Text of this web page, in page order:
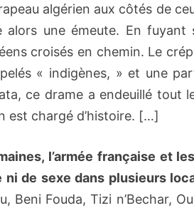
algérien aux côtés de
alors une émeute. En
croisés en chemin. Le
« indigènes, » et une
ce drame a endeuillé
est chargé d’histoire. […]
l’armée française et
ni de sexe dans plusieurs
Beni Fouda, Tizi n’Bechar,